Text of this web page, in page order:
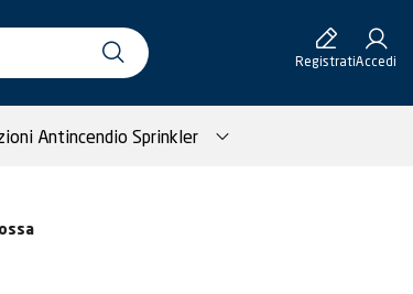
RegistratiAccedi
Antincendio Sprinkler